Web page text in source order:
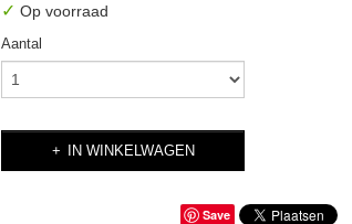
✓ Op voorraad
Aantal
IN WINKELWAGEN
Save